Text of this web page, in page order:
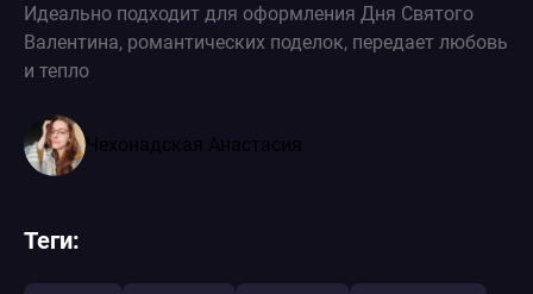
Идеально подходит для оформления Дня Святого
Валентина, романтических поделок, передает любовь
и тепло
Чехонадская Анастасия
Теги: